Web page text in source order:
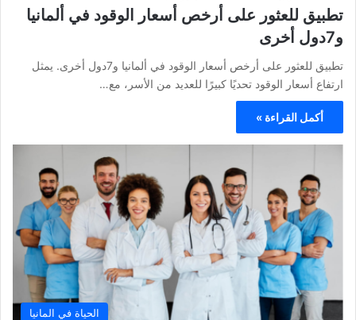
تطبيق للعثور على أرخص أسعار الوقود في ألمانيا
و7دول أخرى
تطبيق للعثور على أرخص أسعار الوقود في ألمانيا و7دول أخرى. يمثل
ارتفاع أسعار الوقود تحديًا كبيرًا للعديد من الأسر، مع…
أكمل القراءة »
الحياة في المانيا